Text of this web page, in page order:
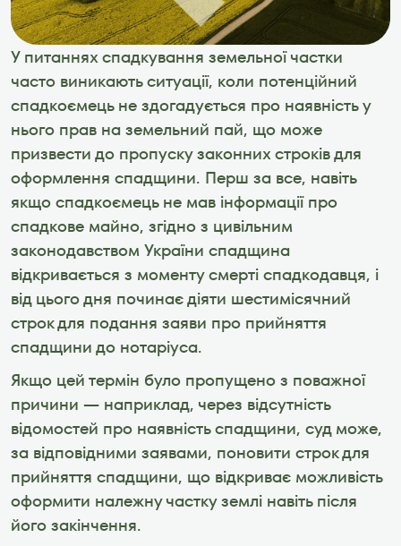
У питаннях спадкування земельної частки
часто виникають ситуації, коли потенційний
спадкоємець не здогадується про наявність у
нього прав на земельний пай, що може
призвести до пропуску законних строків для
оформлення спадщини. Перш за все, навіть
якщо спадкоємець не мав інформації про
спадкове майно, згідно з цивільним
законодавством України спадщина
відкривається з моменту смерті спадкодавця, і
від цього дня починає діяти шестимісячний
строк для подання заяви про прийняття
спадщини до нотаріуса.
Якщо цей термін було пропущено з поважної
причини — наприклад, через відсутність
відомостей про наявність спадщини, суд може,
за відповідними заявами, поновити строк для
прийняття спадщини, що відкриває можливість
оформити належну частку землі навіть після
його закінчення.